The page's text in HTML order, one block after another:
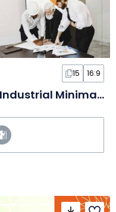
15 16:9
Reunião de Manutenção Industrial Minimalista em Slides